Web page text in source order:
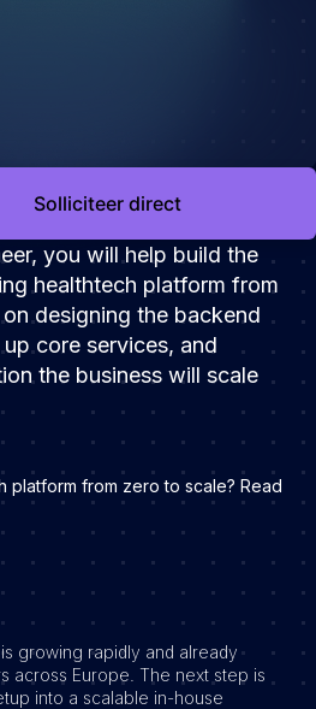
People
Solliciteer direct
you will help build the
healthtech platform from
designing the backend
core services, and
the business will scale
platform from zero to scale? Read
growing rapidly and already
across Europe. The next step is
into a scalable in-house